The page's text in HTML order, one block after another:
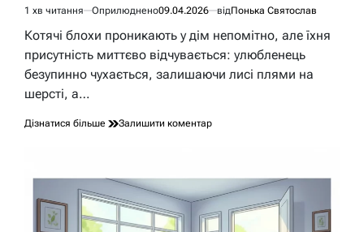
Орієнтовний
час
1 хв читання Оприлюднено09.04.2026 відПонька Святослав
Котячі блохи проникають у дім непомітно, але їхня
присутність миттєво відчувається: улюбленець
безупинно чухається, залишаючи лисі плями на
шерсті, а…
Дізнатися більше Залишити коментардо
блохи
з
хати